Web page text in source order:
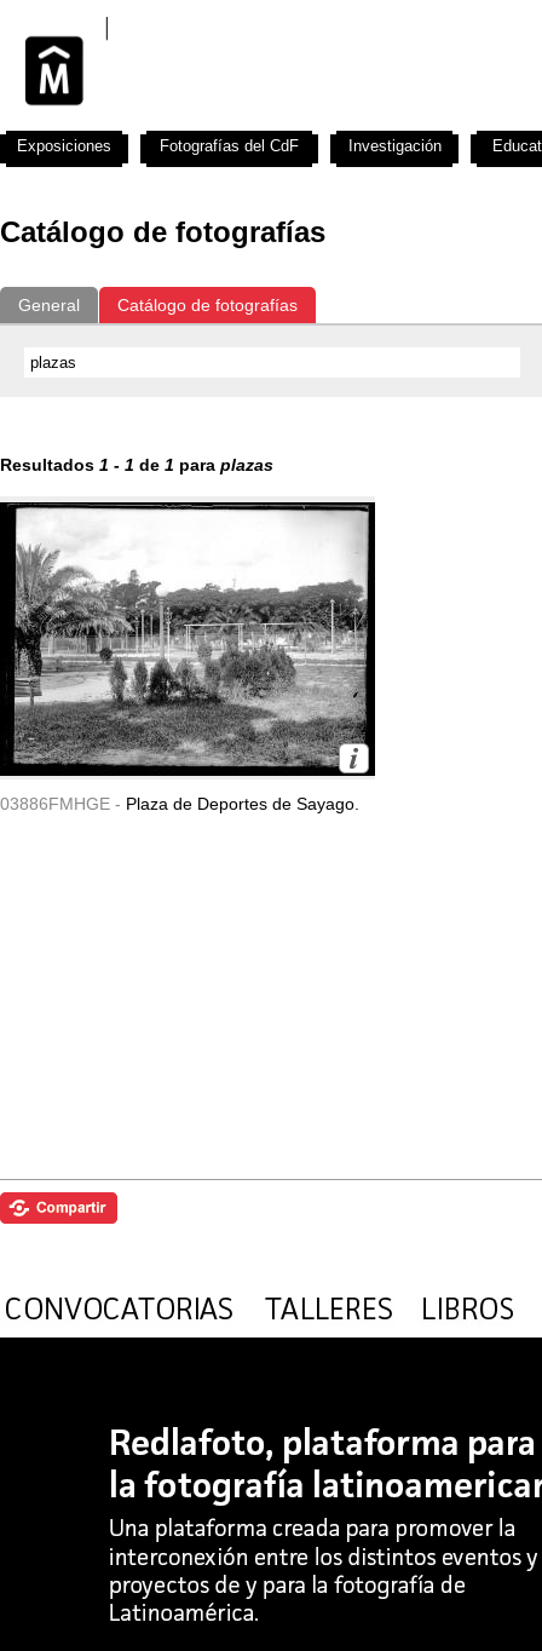
Catálogo de fotografías
General Catálogo de fotografías
Resultados 1 - 1 de 1 para plazas
03886FMHGE - Plaza de Deportes de Sayago.
Exposiciones Fotografías del CdF Investigación